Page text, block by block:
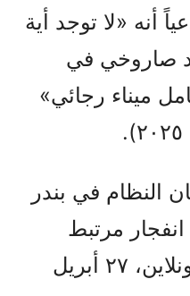
أنه «لا توجد أية
صاروخي في
ميناء رجائي»
النظام في بندر
مرتبط
بوقود صاروخي (خبر أونلاين، ٢٧ أبريل